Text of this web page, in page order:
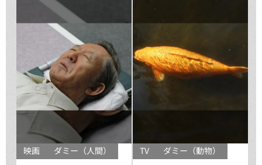
映画 ダミー（人間） TV ダミー（動物）